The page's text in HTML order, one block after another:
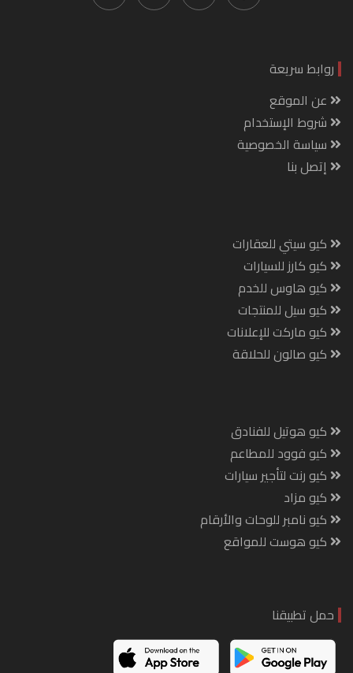
روابط سريعة
عن الموقع
شروط الإستخدام
سياسة الخصوصية
إتصل بنا
كيو سيتي للعقارات
كيو كارز للسيارات
كيو هاوس للخدم
كيو سيل للمنتجات
كيو ماركت للإعلانات
كيو صالون للحلاقة
كيو هوتيل للفنادق
كيو فوود للمطاعم
كيو رنت لتأجير سيارات
كيو مزاد
كيو نامبر للوحات والأرقام
كيو هوست للمواقع
حمل تطبيقنا